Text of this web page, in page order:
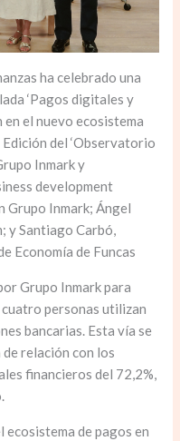
ha celebrado una
‘Pagos digitales y
el nuevo ecosistema
del ‘Observatorio
Inmark y
development
Grupo Inmark; Ángel
y Santiago Carbó,
Economía de Funcas
Grupo Inmark para
cuatro personas utilizan
bancarias. Esta vía se
relación con los
financieros del 72,2%,
de pagos en